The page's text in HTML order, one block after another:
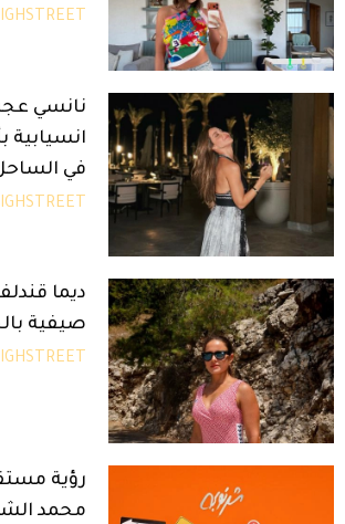
نانسي
انسيابية
في
ديما
صيفية
رؤية
محمد